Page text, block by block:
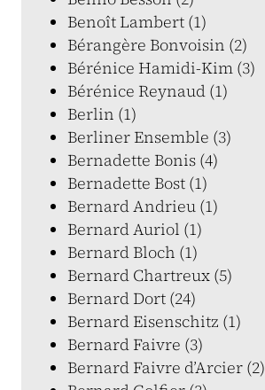
Benoît Lambert (1)
Bérangère Bonvoisin (2)
Bérénice Hamidi-Kim (3)
Bérénice Reynaud (1)
Berlin (1)
Berliner Ensemble (3)
Bernadette Bonis (4)
Bernadette Bost (1)
Bernard Andrieu (1)
Bernard Auriol (1)
Bernard Bloch (1)
Bernard Chartreux (5)
Bernard Dort (24)
Bernard Eisenschitz (1)
Bernard Faivre (3)
Bernard Faivre d’Arcier (2)